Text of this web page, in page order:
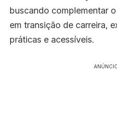
buscando complementar
em transição de carreira,
práticas e acessíveis.